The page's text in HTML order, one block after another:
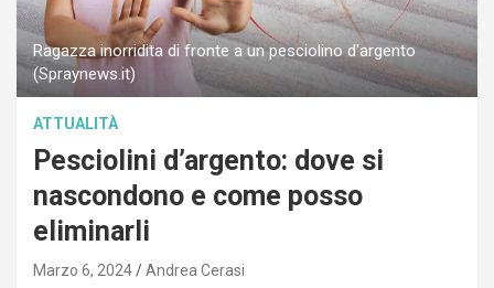
Ragazza inorridita di fronte a un pesciolino d'argento
(Spraynews.it)
ATTUALITÀ
Pesciolini d’argento: dove si
nascondono e come posso
eliminarli
Marzo 6, 2024 Andrea Cerasi